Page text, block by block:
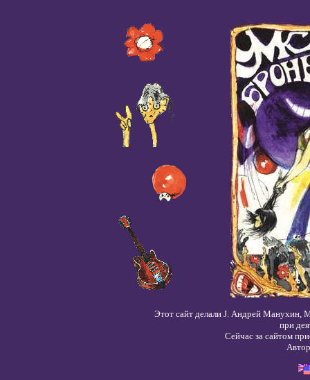
Этот сайт делали J. Андрей Манухин,
при
Сейчас за сайтом